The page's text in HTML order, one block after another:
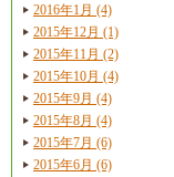
2016年1月 (4)
2015年12月 (1)
2015年11月 (2)
2015年10月 (4)
2015年9月 (4)
2015年8月 (4)
2015年7月 (6)
2015年6月 (6)